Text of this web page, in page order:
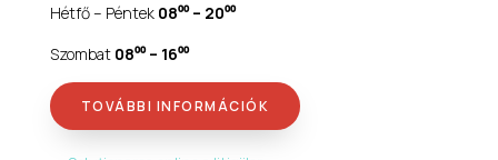
Hétfő – Péntek 08⁰⁰ – 20⁰⁰
Szombat 08⁰⁰ – 16⁰⁰
TOVÁBBI INFORMÁCIÓK